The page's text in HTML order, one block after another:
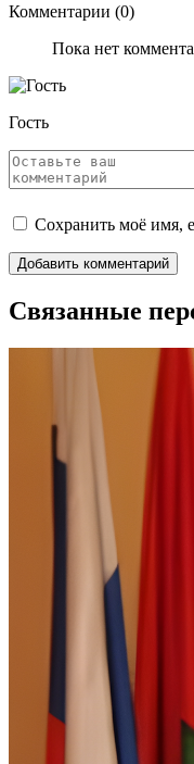
Комментарии (0)
Пока нет
Гость
Сохранить моё имя,
Связанные